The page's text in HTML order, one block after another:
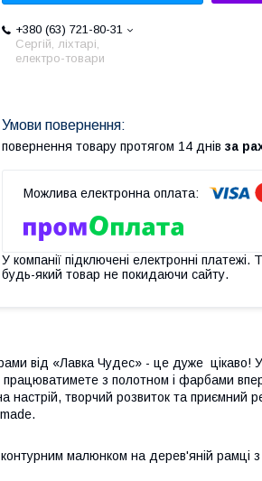
+380 (63) 721-80-31
Сергій, ліхтарі,
електро-товари
повернення товару протягом 14 днів за
У компанії підключені електронні
будь-який товар не покидаючи сайту.
від «Лавка Чудес» - це дуже цікаво!
працюватимете з полотном і фарбами
творчий розвиток та приємний
малюнком на дерев'яній рамці з